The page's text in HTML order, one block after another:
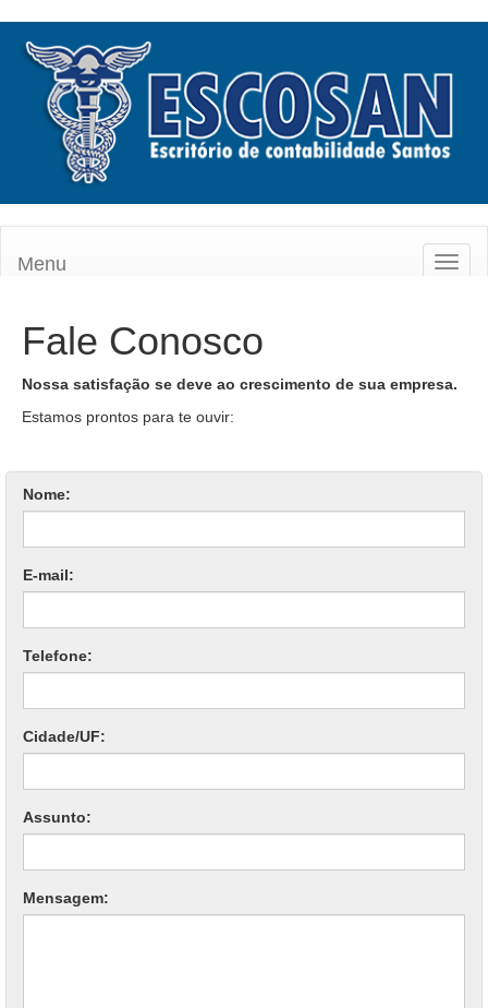
Menu
Fale Conosco
Nossa satisfação se deve ao crescimento de sua empresa.
Estamos prontos para te ouvir:
Nome:
E-mail:
Telefone:
Cidade/UF:
Assunto:
Mensagem: